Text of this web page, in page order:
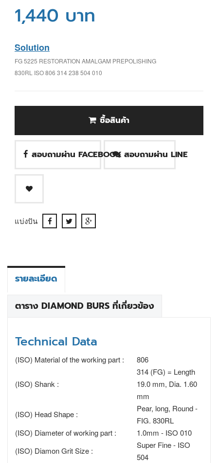
1,440 บาท
Solution
FG 5225 RESTORATION AMALGAM PREPOLISHING
830RL ISO 806 314 238 504 010
ซื้อสินค้า
สอบถามผ่าน FACEBOOK สอบถามผ่าน LINE
แบ่งปัน
รายละเอียด
ตาราง DIAMOND BURS ที่เกี่ยวข้อง
Technical Data
(ISO) Material of the working part : 806
(ISO) Shank :
314 (FG) = Length
19.0 mm, Dia. 1.60
mm
(ISO) Head Shape :
Pear, long, Round -
FIG. 830RL
(ISO) Diameter of working part :
1.0mm - ISO 010
(ISO) Diamon Grit Size :
Super Fine - ISO
504